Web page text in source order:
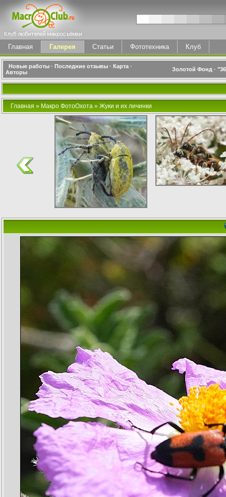
Главная Галерея Статьи Фототехника Клуб
Новые работы · Последние отзывы · Карта ·
Авторы
Золотой Фонд ·
Главная » Макро ФотоОхота » Жуки и их личинки